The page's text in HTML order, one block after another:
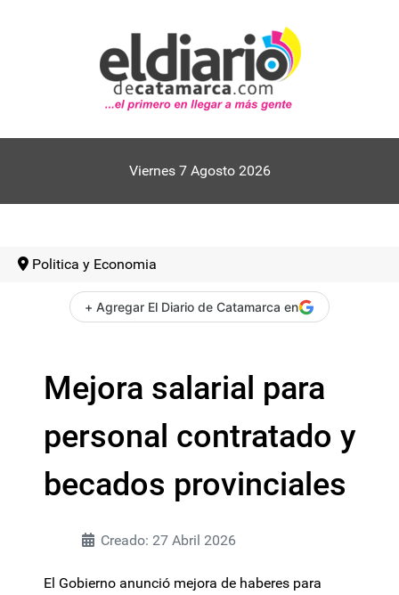
Viernes 7 Agosto 2026
Politica y Economia
+ Agregar El Diario de Catamarca en
Mejora salarial para
personal contratado y
becados provinciales
Creado: 27 Abril 2026
El Gobierno anunció mejora de haberes para